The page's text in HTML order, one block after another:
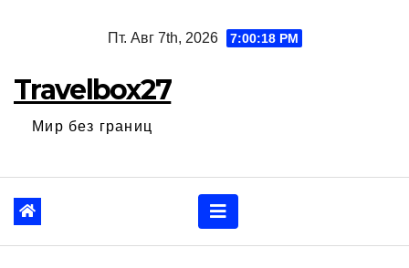
Пт. Авг 7th, 2026 7:00:19 PM
Travelbox27
Мир без границ